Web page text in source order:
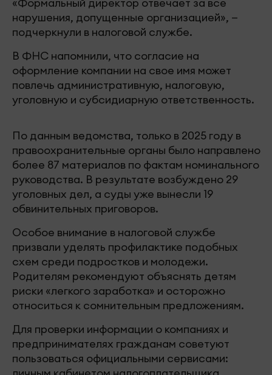
«Формальный директор отвечает за все
нарушения, допущенные организацией», —
подчеркнули в налоговой службе.
В ФНС напомнили, что согласие на
оформление компании на свое имя может
повлечь административную, налоговую,
уголовную и субсидиарную ответственность.
По данным ведомства, только в 2025 году в
правоохранительные органы было направлено
более 87 материалов по фактам номинального
руководства. В результате возбуждено 29
уголовных дел, а суды уже вынесли 19
обвинительных приговоров.
Особое внимание в налоговой службе
призвали уделять профилактике подобных
схем среди подростков и молодежи.
Родителям рекомендуют объяснять детям
риски «легкого заработка» и осторожно
относиться к сомнительным предложениям.
Для проверки информации о компаниях и
предпринимателях гражданам советуют
пользоваться официальными сервисами: